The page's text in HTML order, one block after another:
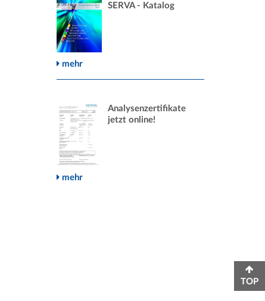
SERVA - Katalog
mehr
Analysenzertifikate
jetzt online!
mehr
TOP